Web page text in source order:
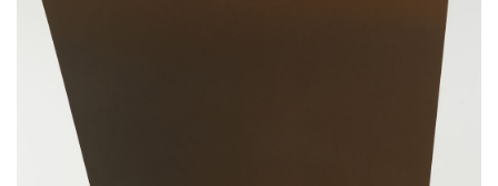
Oeuvres du même artiste